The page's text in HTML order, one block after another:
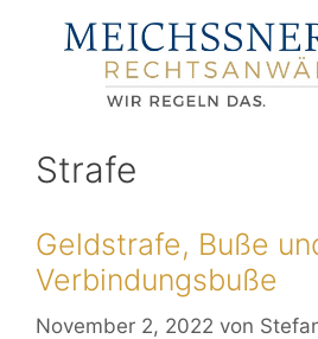
Strafe
Geldstrafe, Buße
Verbindungsbuße
November 2, 2022 von